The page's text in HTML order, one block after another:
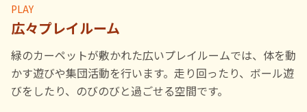
PLAY
広々プレイルーム
緑のカーペットが敷かれた広いプレイルームでは、体を動
かす遊びや集団活動を行います。走り回ったり、ボール遊
びをしたり、のびのびと過ごせる空間です。